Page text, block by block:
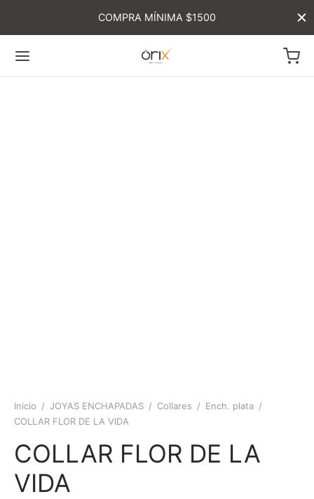
COMPRA MÍNIMA $1500
Inicio / JOYAS ENCHAPADAS / Collares / Ench. plata /
COLLAR FLOR DE LA VIDA
COLLAR FLOR DE LA
VIDA